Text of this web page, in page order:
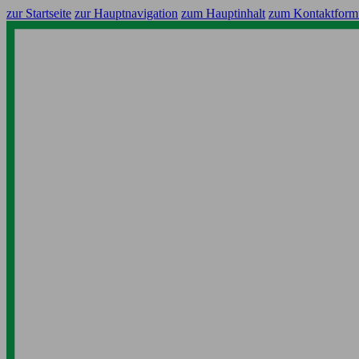
zur Startseite zur Hauptnavigation zum Hauptinhalt zum